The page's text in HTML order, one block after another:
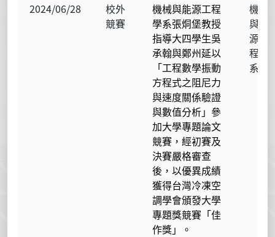
2024/06/28
校外
競賽
機械與能源工程
學系張烔堡教授
指導大四學生吳
承翰與鄭州延以
「工程數學振動
方程式之阻尼力
與速度關係驗證
與數值分析」參
加大學專題論文
競賽，經初賽及
決賽嚴格審查
後，以優異成績
獲得台灣冷凍空
調學會頒發大學
專題獎競賽「佳
作獎」。
機械
與能
源工
程學
系